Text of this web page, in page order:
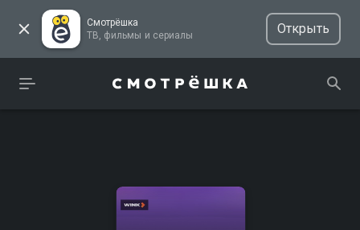
Смотрёшка
ТВ, фильмы и сериалы
Открыть